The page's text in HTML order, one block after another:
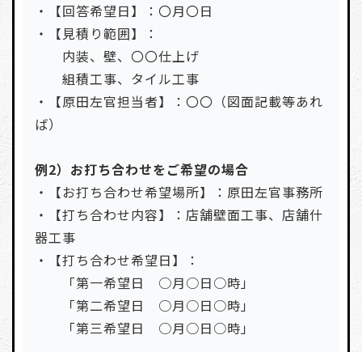
・【回答希望日】：〇月〇日
・【見積り範囲】：
内装、壁、〇〇仕上げ
組積工事、タイル工事
・【原田左官担当者】：〇〇（図面記載等あれ
ば）
例2）お打ち合わせをご希望の場合
・【お打ち合わせ希望場所】：原田左官事務所
・【打ち合わせ内容】：店舗壁面工事、店舗什
器工事
・【打ち合わせ希望日】：
「第一希望日 ○月○日○時」
「第二希望日 ○月○日○時」
「第三希望日 ○月○日○時」